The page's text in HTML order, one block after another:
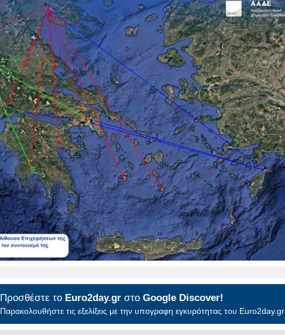
Προσθέστε το Euro2day.gr στοGoogle Discover!
Παρακολουθήστε τις εξελίξεις με την υπογραφη εγκυρότητας του Euro2day.gr